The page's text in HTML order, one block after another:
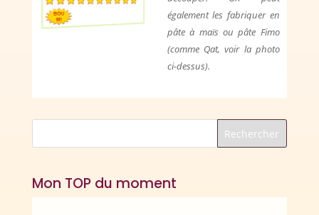
également les fabriquer en
pâte à maïs ou pâte Fimo
(comme Qat, voir la photo
ci-dessus).
Mon TOP du moment